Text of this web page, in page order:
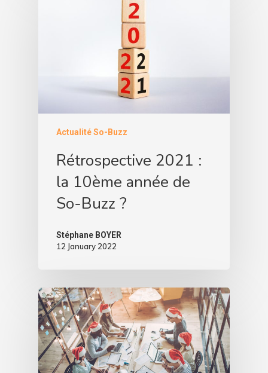
Actualité So-Buzz
Rétrospective 2021 :
la 10ème année de
So-Buzz ?
Stéphane BOYER
12 January 2022